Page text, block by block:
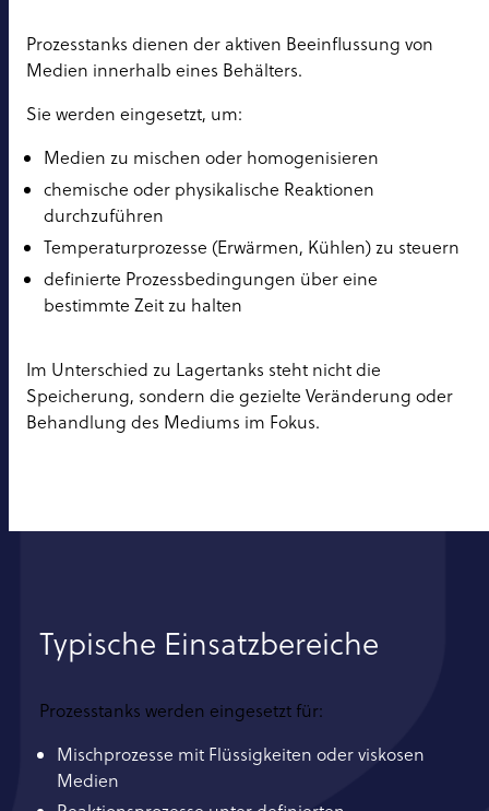
Prozesstanks dienen der aktiven Beeinflussung von
Medien innerhalb eines Behälters.
Sie werden eingesetzt, um:
Medien zu mischen oder homogenisieren
chemische oder physikalische Reaktionen
durchzuführen
Temperaturprozesse (Erwärmen, Kühlen) zu steuern
definierte Prozessbedingungen über eine
bestimmte Zeit zu halten
Im Unterschied zu Lagertanks steht nicht die
Speicherung, sondern die gezielte Veränderung oder
Behandlung des Mediums im Fokus.
Typische Einsatzbereiche
Prozesstanks werden eingesetzt für:
Mischprozesse mit Flüssigkeiten oder viskosen
Medien